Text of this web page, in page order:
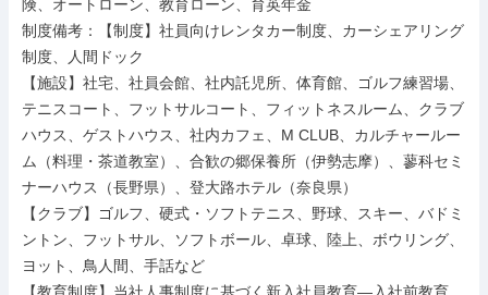
険、オートローン、教育ローン、育英年金
制度備考：【制度】社員向けレンタカー制度、カーシェアリング
制度、人間ドック
【施設】社宅、社員会館、社内託児所、体育館、ゴルフ練習場、
テニスコート、フットサルコート、フィットネスルーム、クラブ
ハウス、ゲストハウス、社内カフェ、M CLUB、カルチャールー
ム（料理・茶道教室）、合歓の郷保養所（伊勢志摩）、蓼科セミ
ナーハウス（長野県）、登大路ホテル（奈良県）
【クラブ】ゴルフ、硬式・ソフトテニス、野球、スキー、バドミ
ントン、フットサル、ソフトボール、卓球、陸上、ボウリング、
ヨット、鳥人間、手話など